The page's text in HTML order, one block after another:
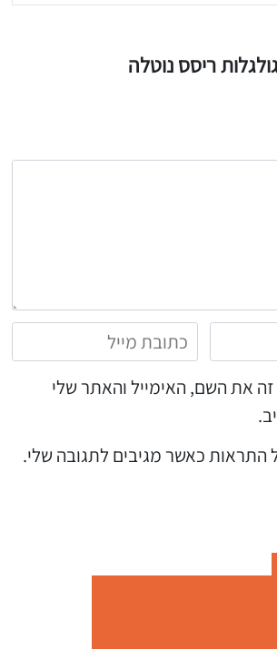
את השם, האימייל והאתר שלי
התראות כאשר מגיבים לתגובה שלי.